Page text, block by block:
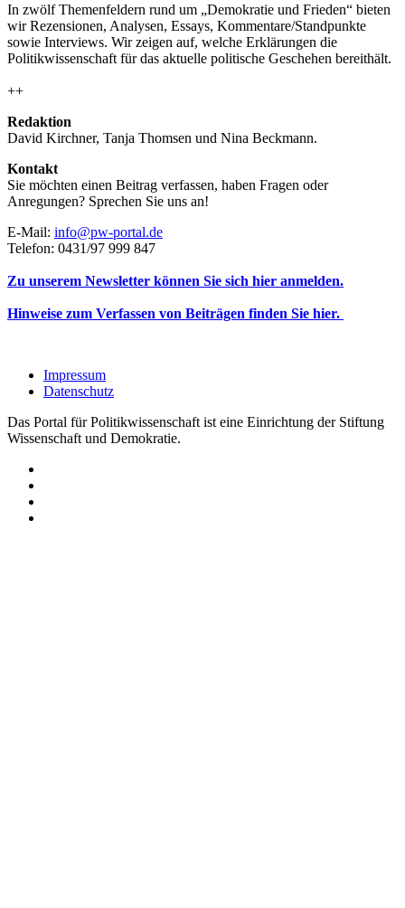
In zwölf Themenfeldern rund um „Demokratie und Frieden“ bieten
wir Rezensionen, Analysen, Essays, Kommentare/Standpunkte
sowie Interviews. Wir zeigen auf, welche Erklärungen die
Politikwissenschaft für das aktuelle politische Geschehen bereithält.
++
Redaktion
David Kirchner, Tanja Thomsen und Nina Beckmann.
Kontakt
Sie möchten einen Beitrag verfassen, haben Fragen oder
Anregungen? Sprechen Sie uns an!
E-Mail: info@pw-portal.de
Telefon: 0431/97 999 847
Zu unserem Newsletter können Sie sich hier anmelden.
Hinweise zum Verfassen von Beiträgen finden Sie hier.
Impressum
Datenschutz
Das Portal für Politikwissenschaft ist eine Einrichtung der Stiftung
Wissenschaft und Demokratie.